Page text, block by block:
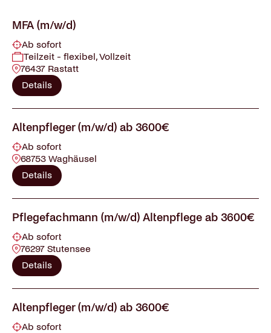
MFA (m/w/d)
Ab sofort
Teilzeit - flexibel, Vollzeit
76437 Rastatt
Details
Altenpfleger (m/w/d) ab 3600€
Ab sofort
68753 Waghäusel
Details
Pflegefachmann (m/w/d) Altenpflege ab 3600€
Ab sofort
76297 Stutensee
Details
Altenpfleger (m/w/d) ab 3600€
Ab sofort